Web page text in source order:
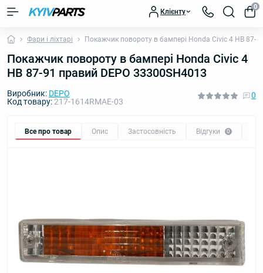
Клієнту
0
Фари і ліхтарі Покажчик повороту в бампері Honda Civic 4 HB 87-
Покажчик повороту в бампері Honda Civic 4
HB 87-91 правий DEPO 33300SH4013
Виробник: DEPO
Код товару:217-1614RMAE-03
0
Все про товар Опис Застосовність Відгуки 0